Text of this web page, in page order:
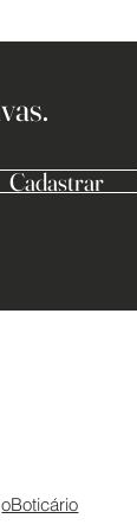
Cadastrar
oBoticário